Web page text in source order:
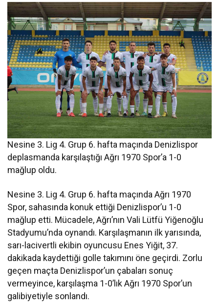
Nesine 3. Lig 4. Grup 6. hafta maçında Denizlispor
deplasmanda karşılaştığı Ağrı 1970 Spor’a 1-0
mağlup oldu.
Nesine 3. Lig 4. Grup 6. hafta maçında Ağrı 1970
Spor, sahasında konuk ettiği Denizlispor’u 1-0
mağlup etti. Mücadele, Ağrı’nın Vali Lütfü Yiğenoğlu
Stadyumu’nda oynandı. Karşılaşmanın ilk yarısında,
sarı-lacivertli ekibin oyuncusu Enes Yiğit, 37.
dakikada kaydettiği golle takımını öne geçirdi. Zorlu
geçen maçta Denizlispor’un çabaları sonuç
vermeyince, karşılaşma 1-0’lık Ağrı 1970 Spor’un
galibiyetiyle sonlandı.